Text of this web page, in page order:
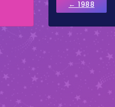
← 1988